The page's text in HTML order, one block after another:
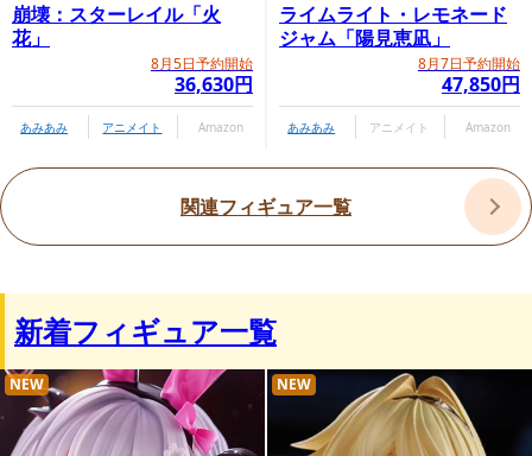
崩壊：スターレイル「火
花」
8月5日予約開始
36,630円
あみあみ アニメイト Amazon
ライムライト・レモネード
ジャム「陽見恵凪」
8月7日予約開始
47,850円
あみあみ アニメイト Amazon
関連フィギュア一覧
新着フィギュア一覧
NEW NEW